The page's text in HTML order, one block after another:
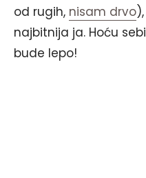
od rugih, nisam drvo
najbitnija ja. Hoću
bude lepo!